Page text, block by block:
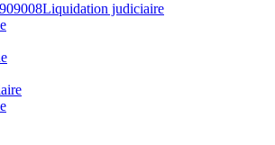
Liquidation judiciaire